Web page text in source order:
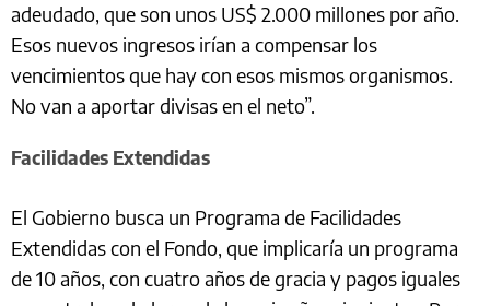
adeudado, que son unos US$ 2.000 millones por año.
Esos nuevos ingresos irían a compensar los
vencimientos que hay con esos mismos organismos.
No van a aportar divisas en el neto”.
Facilidades Extendidas
El Gobierno busca un Programa de Facilidades
Extendidas con el Fondo, que implicaría un programa
de 10 años, con cuatro años de gracia y pagos iguales